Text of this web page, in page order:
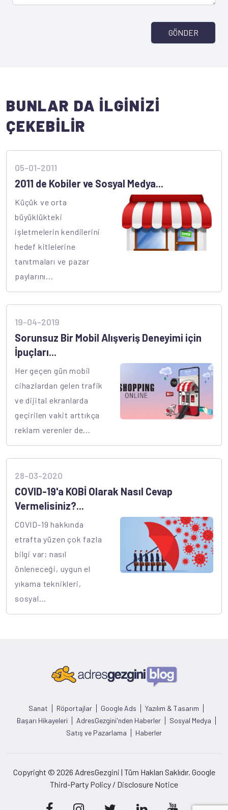
GÖNDER
BUNLAR DA İLGİNİZİ
ÇEKEBİLİR
05-01-2011
2011 de Kobiler ve Sosyal Medya...
Küçük ve orta
büyüklükteki
işletmelerin kendilerini
hedef kitlelerine
tanıtmaları ve pazar
paylarını...
19-04-2019
Sorunsuz Bir Mobil Alışveriş Deneyimi için
İpuçları...
Her geçen gün mobil
cihazlardan gelen trafik
ve dijital ekranlarda
geçirilen vakit arttıkça
reklam verenler de...
28-03-2020
COVID-19'a KOBİ Olarak Nasıl Cevap
Vermelisiniz?...
COVID-19 hakkında
etrafta yüzen çok fazla
bilgi var; nasıl
önleneceği, uygun el
yıkama teknikleri,
sosyal...
Sanat Röportajlar Google Ads
Yazılım & Tasarım
Başarı Hikayeleri
AdresGezgini'nden Haberler
Sosyal Medya
Satış ve Pazarlama
Haberler
Copyright © 2026 AdresGezgini | Tüm Hakları Saklıdır. Google
Third-Party Policy / Disclosure Notice